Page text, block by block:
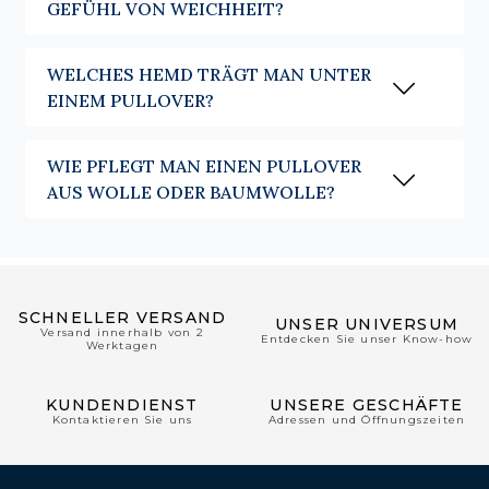
allesamt leicht zu kombinierende Farbtöne, die die Saisons durchqueren,
GEFÜHL VON WEICHHEIT?
WELCHES HEMD TRÄGT MAN UNTER
EINEM PULLOVER?
WIE PFLEGT MAN EINEN PULLOVER
AUS WOLLE ODER BAUMWOLLE?
SCHNELLER VERSAND
Versand innerhalb von 2
Werktagen
UNSER UNIVERSUM
Entdecken Sie unser Know-how
KUNDENDIENST
Kontaktieren Sie uns
UNSERE GESCHÄFTE
Adressen und Öffnungszeiten